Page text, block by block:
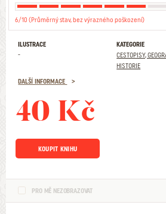
6/10 (Průměrný stav, bez výrazného poškození)
ILUSTRACE
-
KATEGORIE
CESTOPISY,
HISTORIE
DALŠÍ INFORMACE
40 Kč
KOUPIT KNIHU
PRO MĚ NEZOBRAZOVAT